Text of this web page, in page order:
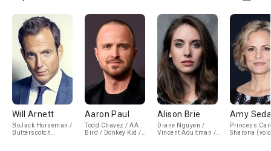
Will Arnett
BoJack Horseman /
Butterscotch
Aaron Paul
Todd Chavez / AA
Bird / Donkey Kid /
Alison Brie
Diane Nguyen /
Vincent Adultman /
Amy
Princess
Sharona